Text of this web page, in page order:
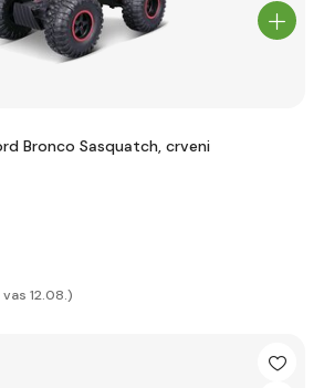
Bronco Sasquatch, crveni
vas 12.08.)